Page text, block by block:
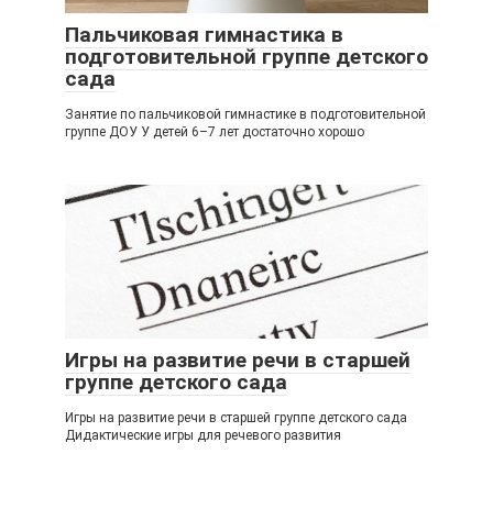
Пальчиковая гимнастика в
подготовительной группе детского
сада
Занятие по пальчиковой гимнастике в подготовительной
группе ДОУ У детей 6–7 лет достаточно хорошо
Игры на развитие речи в старшей
группе детского сада
Игры на развитие речи в старшей группе детского сада
Дидактические игры для речевого развития